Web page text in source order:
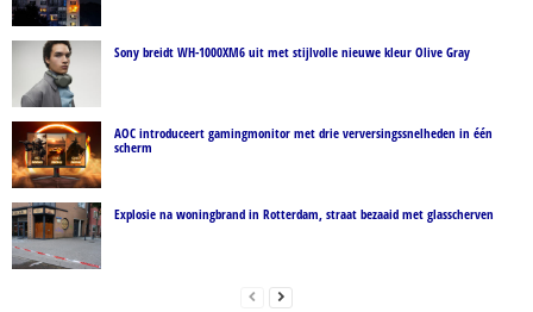
Sony breidt WH-1000XM6 uit met stijlvolle nieuwe kleur Olive Gray
AOC introduceert gamingmonitor met drie verversingssnelheden in één
scherm
Explosie na woningbrand in Rotterdam, straat bezaaid met glasscherven